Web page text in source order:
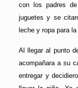
con los padres
juguetes y se
leche y ropa para la
Al llegar al punto
acompañara a su
entregar y